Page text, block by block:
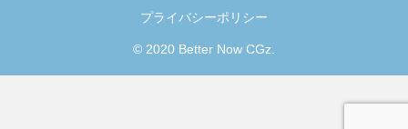
プライバシーポリシー
© 2020 Better Now CGz.